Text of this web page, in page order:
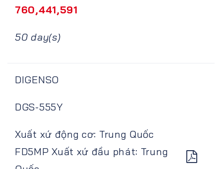
760,441,591
50 day(s)
DIGENSO
DGS-555Y
Xuất xứ động cơ: Trung Quốc
FD5MP Xuất xứ đầu phát: Trung